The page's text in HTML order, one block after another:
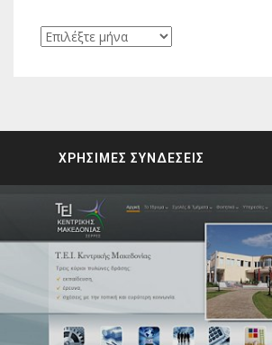
Ιστορικό
ΧΡΗΣΙΜΕΣ ΣΥΝΔΕΣΕΙΣ